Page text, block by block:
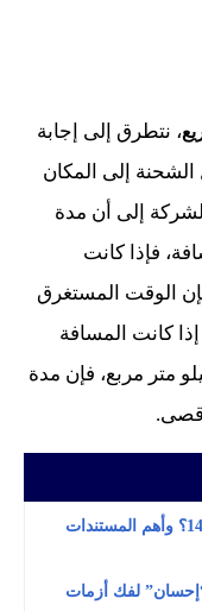
، نتطرق إلى إجابة
إلى المكان
إلى أن مدة
فإذا كانت
مربع، فإن الوقت المستغرق
كانت المسافة
بين 500 كيلو متر مربع و1000 كيلو متر مربع، فإن مدة
ماهي طريقة التسجيل في منصة افق 1444؟ وأهم المستندات
لفك أزمات